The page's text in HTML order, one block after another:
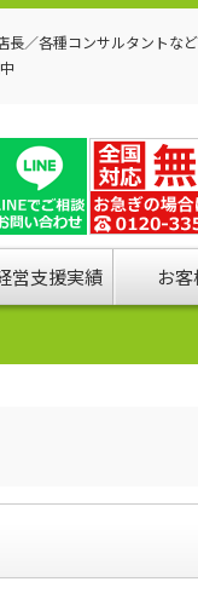
／各種コンサルタントな
営支援実績 お